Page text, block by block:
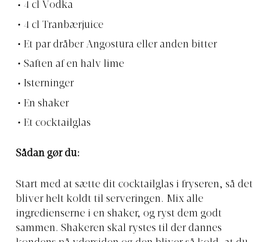
4 cl Vodka
4 cl Tranbærjuice
Et par dråber Angostura eller anden bitter
Saften af en halv lime
Isterninger
En shaker
Et cocktailglas
Sådan gør du:
Start med at sætte dit cocktailglas i fryseren, så det
bliver helt koldt til serveringen. Mix alle
ingredienserne i en shaker, og ryst dem godt
sammen. Shakeren skal rystes til der dannes